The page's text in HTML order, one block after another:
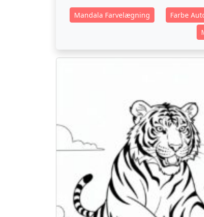
Mandala Farvelægning Farbe